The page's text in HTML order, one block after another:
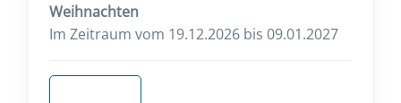
Weihnachten
Im Zeitraum vom 19.12.2026 bis 09.01.2027